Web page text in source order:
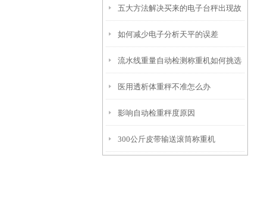
五大方法解决买来的电子台秤出现故
障让人着急的问题
如何减少电子分析天平的误差
流水线重量自动检测称重机如何挑选
医用透析体重秤不准怎么办
影响自动检重秤度原因
300公斤皮带输送滚筒称重机